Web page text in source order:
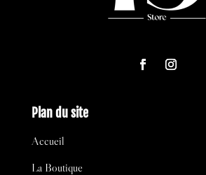
Plan du site
Accueil
La Boutique